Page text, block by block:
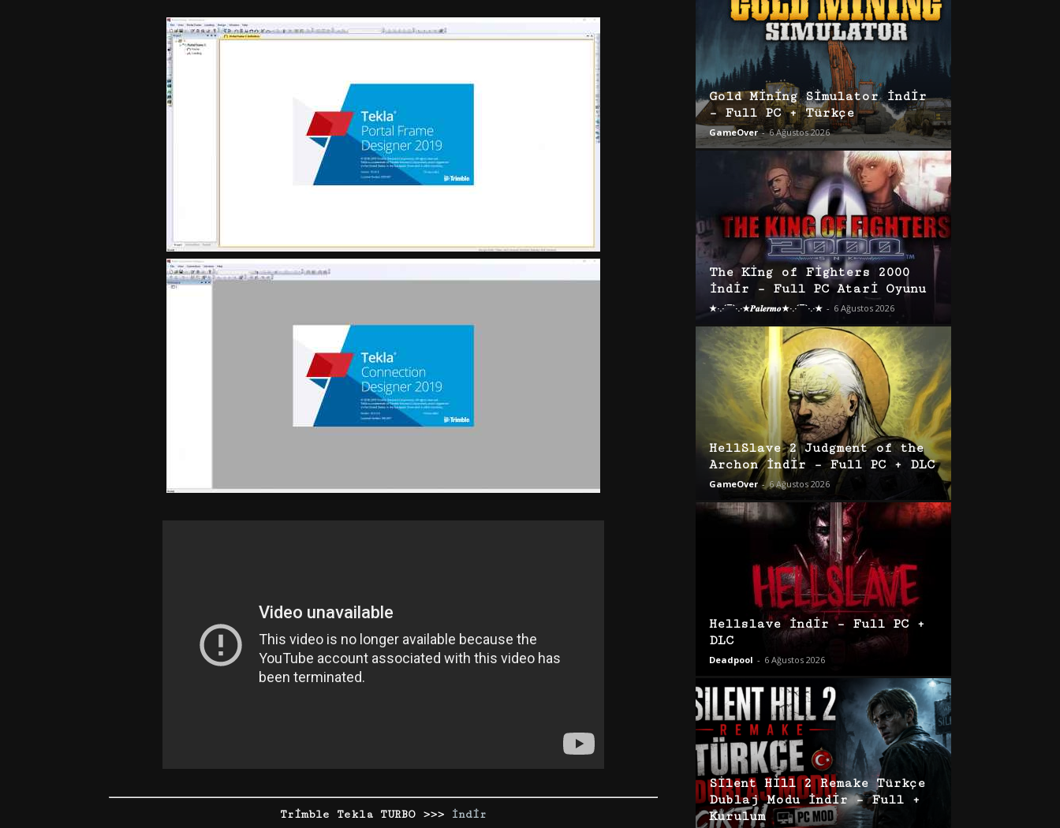
Trimble Tekla TURBO >>> İndir
Gold Mining Simulator İndir
– Full PC + Türkçe
GameOver - 6 Ağustos 2026
The King of Fighters 2000
İndir – Full PC Atari Oyunu
★·.·´¯`·.·★𝑷𝒂𝒍𝒆𝒓𝒎𝒐★·.·´¯`·.·★ - 6 Ağustos 2026
HellSlave 2 Judgment of the
Archon İndir – Full PC + DLC
GameOver - 6 Ağustos 2026
Hellslave İndir – Full PC +
DLC
Deadpool - 6 Ağustos 2026
Silent Hill 2 Remake Türkçe
Dublaj Modu İndir – Full +
Kurulum